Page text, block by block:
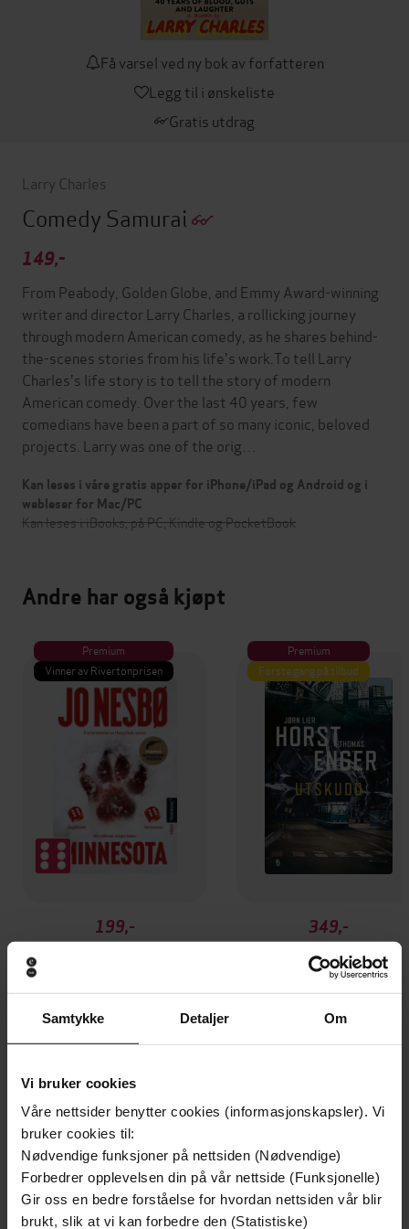
Samtykke Detaljer Om
Vi bruker cookies
Våre nettsider benytter cookies (informasjonskapsler). Vi
bruker cookies til:
Nødvendige funksjoner på nettsiden (Nødvendige)
Forbedrer opplevelsen din på vår nettside (Funksjonelle)
Gir oss en bedre forståelse for hvordan nettsiden vår blir
brukt, slik at vi kan forbedre den (Statistiske)
Få varsel ved ny bok av forfatteren
Legg til i ønskeliste
Gratis utdrag
Larry Charles
Comedy Samurai
149,-
From Peabody, Golden Globe, and Emmy Award-winning
writer and director Larry Charles, a rollicking journey
through modern American comedy, as he shares behind-
the-scenes stories from his life's work.To tell Larry
Charles's life story is to tell the story of modern
American comedy. Over the last 40 years, few
comedians have been a part of so many iconic, beloved
projects. Larry was one of the orig…
Kan leses i våre gratis apper for iPhone/iPad og Android og i
webleser for Mac/PC
Kan leses i iBooks, på PC, Kindle og PocketBook
Andre har også kjøpt
Premium
Vinner av Rivertonprisen
199,-
EBOK
Premium
Første gang på tilbud
349,-
Utskudd
Jørn Lier Horst
EBOK
Undertittel Forty Years of Blood, Guts, and Laughter
Forfattere Larry Charles
Forlag Grand Central Publishing
Utgitt 17.06.2025